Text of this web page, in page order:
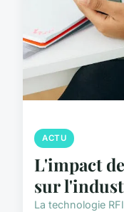
ACTU
L'impact
sur
La technologie